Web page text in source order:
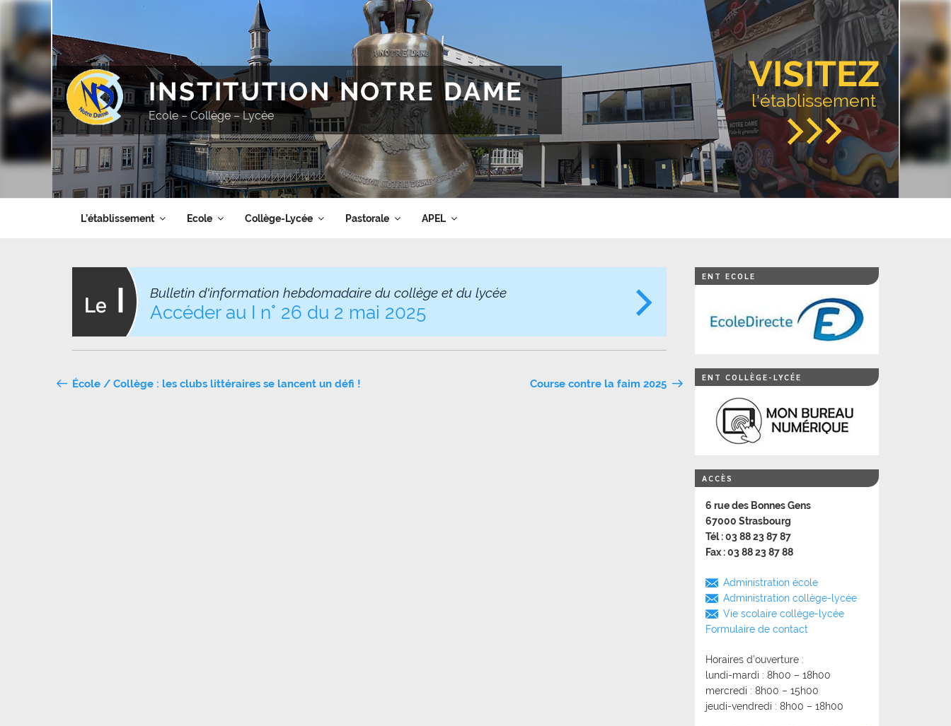
Aller
contenu
principal
VISITEZ
l'établissement
INSTITUTION NOTRE DAME
Ecole – Collège – Lycée
L’établissement Ecole Collège-Lycée Pastorale APEL
Bulletin d'information hebdomadaire du collège et du lycée
Accéder au I n° 26 du 2 mai 2025
Navigation
École / Collège : les clubs littéraires se lancent un défi ! Course contre la faim 2025
ENT ECOLE
ENT COLLÈGE-LYCÉE
ACCÈS
6 rue des Bonnes Gens
67000 Strasbourg
Tél : 03 88 23 87 87
Fax : 03 88 23 87 88
Administration école
Administration collège-lycée
Vie scolaire collège-lycée
Formulaire de contact
Horaires d’ouverture :
lundi-mardi : 8h00 – 18h00
mercredi : 8h00 – 15h00
jeudi-vendredi : 8h00 – 18h00